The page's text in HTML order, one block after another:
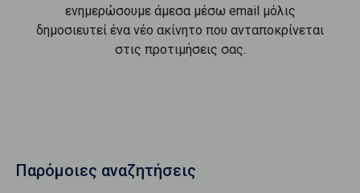
ενημερώσουμε άμεσα μέσω email μόλις
δημοσιευτεί ένα νέο ακίνητο που ανταποκρίνεται
στις προτιμήσεις σας.
Παρόμοιες αναζητήσεις